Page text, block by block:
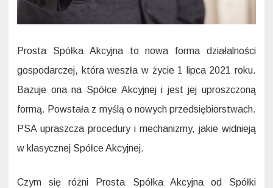
Prosta Spółka Akcyjna to nowa forma działalności
gospodarczej, która weszła w życie 1 lipca 2021 roku.
Bazuje ona na Spółce Akcyjnej i jest jej uproszczoną
formą. Powstała z myślą o nowych przedsiębiorstwach.
PSA upraszcza procedury i mechanizmy, jakie widnieją
w klasycznej Spółce Akcyjnej.
Czym się różni Prosta Spółka Akcyjna od Spółki